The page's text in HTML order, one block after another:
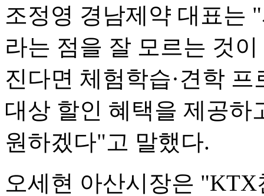
조정영 경남제약 대표는
라는 점을 잘 모르는 것
진다면 체험학습·견학
대상 할인 혜택을 제공하
원하겠다"고 말했다.
오세현 아산시장은